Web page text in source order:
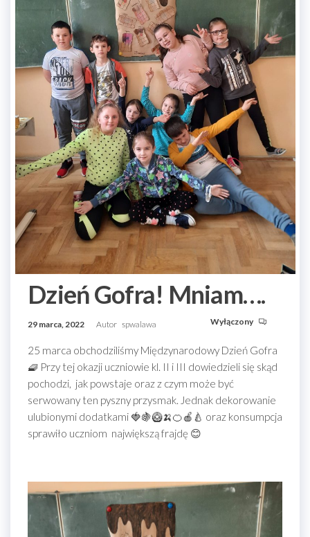
Dzień Gofra! Mniam….
29 marca, 2022 Autor spwalawa Wyłączony
25 marca obchodziliśmy Międzynarodowy Dzień Gofra
🧇 Przy tej okazji uczniowie kl. II i III dowiedzieli się skąd
pochodzi, jak powstaje oraz z czym może być
serwowany ten pyszny przysmak. Jednak dekorowanie
ulubionymi dodatkami 🍓🍇🥝🍌🍊🍎🍐 oraz konsumpcja
sprawiło uczniom największą frajdę 😊